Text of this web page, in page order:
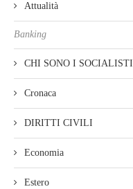
Attualità
Banking
CHI SONO I SOCIALISTI
Cronaca
DIRITTI CIVILI
Economia
Estero